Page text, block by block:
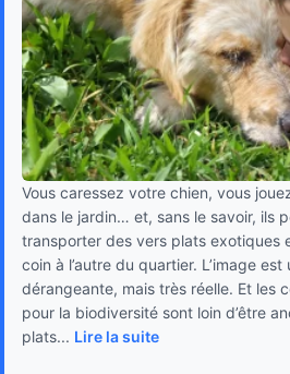
Vous caressez votre chien, vous
dans le jardin… et, sans le savoir, ils
transporter des vers plats exotiques
coin à l’autre du quartier. L’image est
dérangeante, mais très réelle. Et les
pour la biodiversité sont loin d’être
plats... Lire la suite